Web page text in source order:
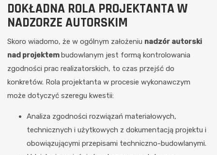
DOKŁADNA ROLA PROJEKTANTA W
NADZORZE AUTORSKIM
Skoro wiadomo, że w ogólnym założeniu nadzór autorski
nad projektembudowlanym jest formą kontrolowania
zgodności prac realizatorskich, to czas przejść do
konkretów. Rola projektanta w procesie wykonawczym
może dotyczyć szeregu kwestii:
Analiza zgodności rozwiązań materiałowych,
technicznych i użytkowych z dokumentacją projektu i
obowiązującymi przepisami techniczno-budowlanymi.